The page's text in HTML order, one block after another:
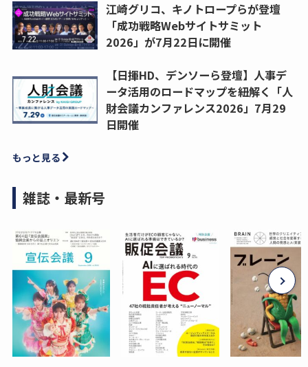
江崎グリコ、キノトロープらが登壇
「成功戦略Webサイトサミット
2026」が7月22日に開催
【日揮HD、デンソーら登壇】人事デ
ータ活用のロードマップを紐解く「人
財会議カンファレンス2026」7月29
日開催
もっと見る
雑誌・最新号